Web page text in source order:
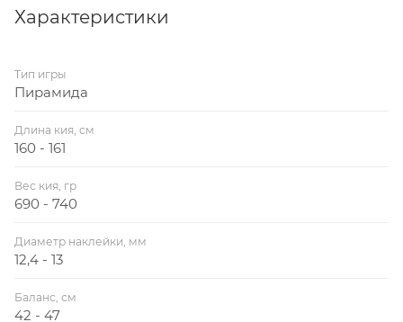
Характеристики
Тип игры
Пирамида
Длина кия, см
160 - 161
Вес кия, гр
690 - 740
Диаметр наклейки, мм
12,4 - 13
Баланс, см
42 - 47